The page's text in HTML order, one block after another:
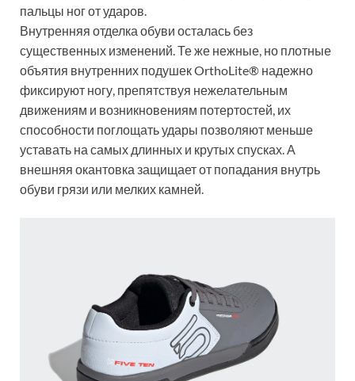
пальцы ног от ударов.
Внутренняя отделка обуви осталась без
существенных изменений. Те же нежные, но плотные
объятия внутренних подушек OrthoLite® надежно
фиксируют ногу, препятствуя нежелательным
движениям и возникновениям потертостей, их
способности поглощать удары позволяют меньше
уставать на самых длинных и крутых спусках. А
внешняя окантовка защищает от попадания внутрь
обуви грязи или мелких камней.